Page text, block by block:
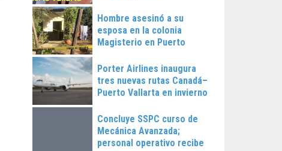
Hombre asesinó a su
esposa en la colonia
Magisterio en Puerto
Porter Airlines inaugura
tres nuevas rutas Canadá–
Puerto Vallarta en invierno
Concluye SSPC curso de
Mecánica Avanzada;
personal operativo recibe